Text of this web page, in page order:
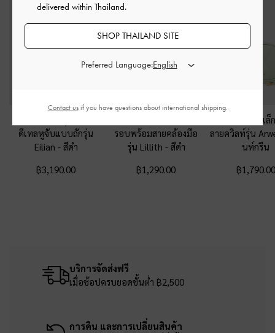
ดีเทลหูจับแบบถักรุ่น
Eilian - สีดำ
฿3,190.00
รอบพร้อมสายคล้องมือ
รุ่น Lillith - สีดำ
฿1,290.00
กระเป๋าขนาดเ
ลายควิลท์รุ่น
นท์กรีน
฿1,790.00
บริการจัดส่งฟรี
เมื่อช้อปครบยอดขั้นต่ำ ฿2,500
การคืน และการเปลี่ยนสินค้า
delivered within Thailand.
SHOP THAILAND SITE
Preferred Language:
Contact usif you have questions about international shipping.